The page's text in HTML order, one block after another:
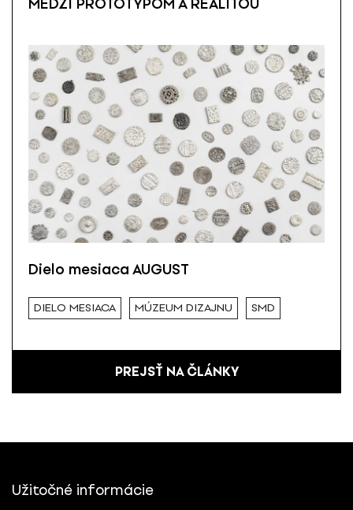
MEDZI PROTOTYPOM A REALITOU
Dielo mesiaca AUGUST
DIELO MESIACA MÚZEUM DIZAJNU SMD
PREJSŤ NA ČLÁNKY
Užitočné informácie